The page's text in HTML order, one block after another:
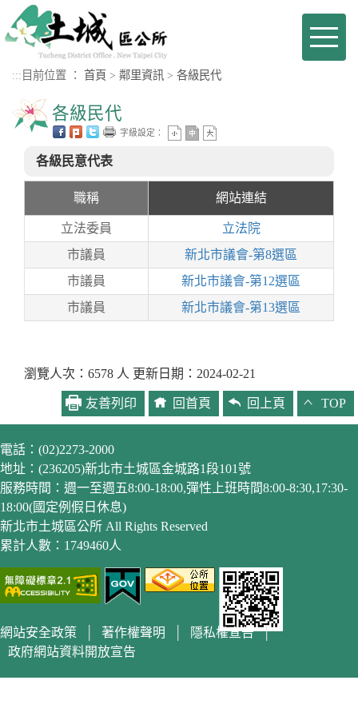
進入內容區塊
Toggle
::: 目前位置 ： 首頁 > 鄰里資訊 > 各級民代
各級民代
字級設定：
各級民意代表
職稱 網站連結
立法委員
立法院
市議員
新北市議會-第8選區
市議員
新北市議會-第12選區
市議員
新北市議會-第13選區
瀏覽人次：6578 人 更新日期：2024-02-21
友善列印 回首頁 回上頁 TOP
電話：(02)2273-2000
地址：(236205)新北市土城區金城路1段101號
服務時間：週一至週五8:00-18:00,彈性上班時間8:00-8:30,17:30-
18:00(國定例假日休息)
新北市土城區公所 All Rights Reserved
累計人數：1749460人
網站安全政策 著作權聲明 隱私權宣告 │
政府網站資料開放宣告